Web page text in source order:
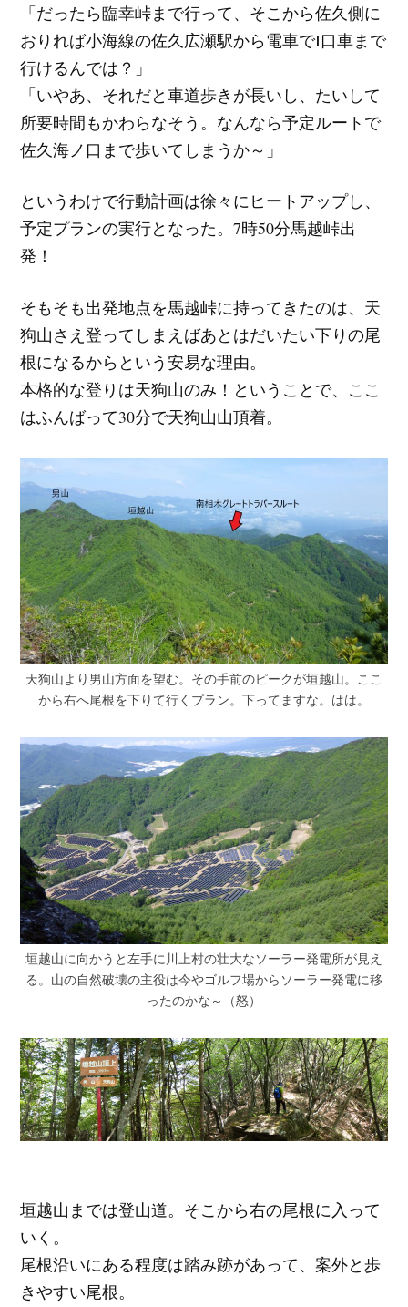
「だったら臨幸峠まで行って、そこから佐久側に
おりれば小海線の佐久広瀬駅から電車でI口車まで
行けるんでは？」
「いやあ、それだと車道歩きが長いし、たいして
所要時間もかわらなそう。なんなら予定ルートで
佐久海ノ口まで歩いてしまうか～」
というわけで行動計画は徐々にヒートアップし、
予定プランの実行となった。7時50分馬越峠出
発！
そもそも出発地点を馬越峠に持ってきたのは、天
狗山さえ登ってしまえばあとはだいたい下りの尾
根になるからという安易な理由。
本格的な登りは天狗山のみ！ということで、ここ
はふんばって30分で天狗山山頂着。
天狗山より男山方面を望む。その手前のピークが垣越山。ここ
から右へ尾根を下りて行くプラン。下ってますな。はは。
垣越山に向かうと左手に川上村の壮大なソーラー発電所が見え
る。山の自然破壊の主役は今やゴルフ場からソーラー発電に移
ったのかな～（怒）
垣越山までは登山道。そこから右の尾根に入って
いく。
尾根沿いにある程度は踏み跡があって、案外と歩
きやすい尾根。